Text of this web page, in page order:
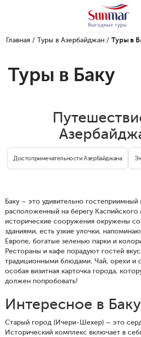
Главная / Туры в Азербайджан / Туры в
Туры в Баку
Достопримечательности Азербайджана
Баку – это удивительно гостеприимный
расположенный на берегу Каспийского
исторические сооружения окружены
зданиями, есть узкие улочки,
Европе, богатые зеленью парки и
Рестораны и кафе порадуют гостей
традиционными блюдами. Чай, орехи и
особая визитная карточка города,
должен попробовать!
Интересное в
Старый город (Ичери-Шехер) – это
Исторический комплекс включает в